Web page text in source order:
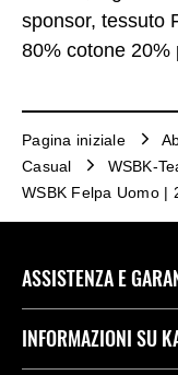
sponsor, tessuto
80% cotone 20%
Pagina iniziale
Casual
WSBK-
WSBK Felpa Uomo |
ASSISTENZA E
Assistenza
INFORMAZIONI SU